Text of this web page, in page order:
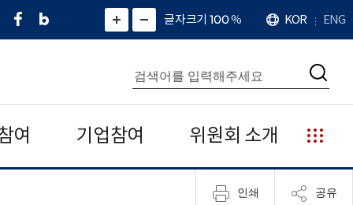
페
네
그
)
화
면
면
소
확
대
치
글자크기 100%
언
어
KOR ENG
통
합
검
색
검
여 기업참여 위원회 소개
누
리
집
인쇄 공유